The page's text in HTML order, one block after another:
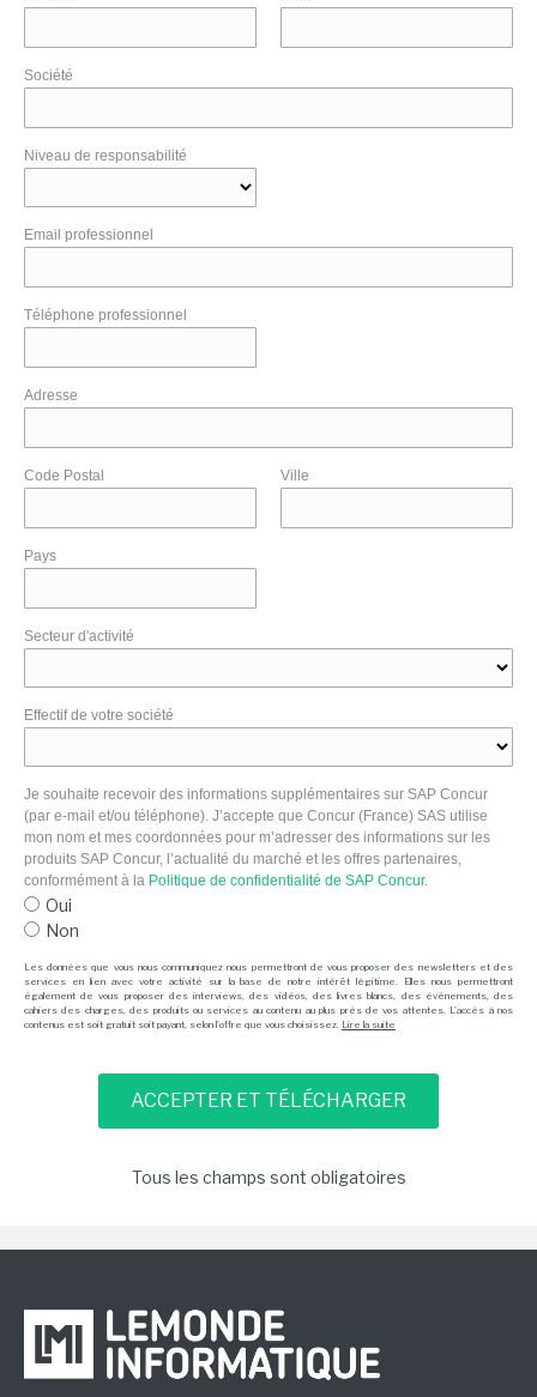
Société
Niveau de responsabilité
Email professionnel
Téléphone professionnel
Adresse
Code Postal Ville
Pays
Secteur d'activité
Effectif de votre société
Je souhaite recevoir des informations supplémentaires sur SAP Concur
(par e-mail et/ou téléphone). J’accepte que Concur (France) SAS utilise
mon nom et mes coordonnées pour m’adresser des informations sur les
produits SAP Concur, l’actualité du marché et les offres partenaires,
conformément à la Politique de confidentialité de SAP Concur.
Oui
Non
Les données que vous nous communiquez nous permettront de vous proposer des newsletters et des
services en lien avec votre activité sur la base de notre intérêt légitime. Elles nous permettront
également de vous proposer des interviews, des vidéos, des livres blancs, des événements, des
cahiers des charges, des produits ou services au contenu au plus près de vos attentes. L'accès à nos
contenus est soit gratuit soit payant, selon l'offre que vous choisissez. Lire la suite
Tous les champs sont obligatoires